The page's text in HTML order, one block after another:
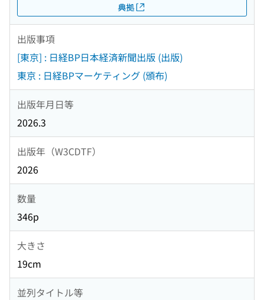
典拠
出版事項
[東京] : 日経BP日本経済新聞出版 (出版)
東京 : 日経BPマーケティング (頒布)
出版年月日等
2026.3
出版年（W3CDTF）
2026
数量
346p
大きさ
19cm
並列タイトル等